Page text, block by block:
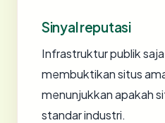
Sinyal reputasi
Infrastruktur publik
membuktikan situs
menunjukkan apakah
standar industri.